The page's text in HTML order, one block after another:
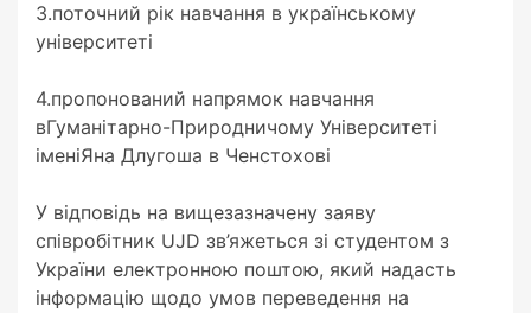
3.поточний рік навчання в українському
університеті
4.пропонований напрямок навчання
вГуманітарно-Природничому Університеті
іменіЯна Длугоша в Ченстохові
У відповідь на вищезазначену заяву
співробітник UJD зв’яжеться зі студентом з
України електронною поштою, який надасть
інформацію щодо умов переведення на